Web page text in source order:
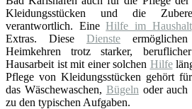
Kleidungsstücken und die
verantwortlich. EineHilfe im Haushalt
Extras. Diese Dienste
Heimkehren trotz starker,
Hausarbeit ist mit einer solchen Hilfe
Pflege von Kleidungsstücken gehört
das Wäschewaschen, Bügeln oder auch
zu den typischen Aufgaben.